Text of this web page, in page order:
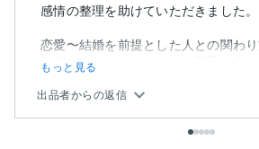
感情の整理を助けていただきました。
恋愛〜結婚を前提とした人との関わり
仕事のこと、今後の人生の見通し方...
もっと見る
出品者からの返信